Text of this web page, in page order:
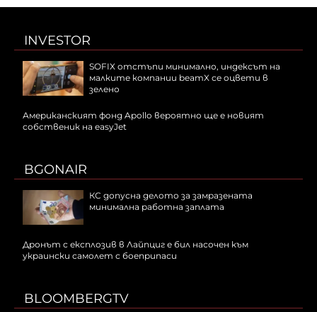
INVESTOR
SOFIX отстъпи минимално, индексът на
малките компании beamX се оцвети в
зелено
Американският фонд Apollo вероятно ще е новият
собственик на easyJet
BGONAIR
КС допусна делото за замразената
минимална работна заплата
Дронът с експлозив в Лайпциг е бил насочен към
украински самолет с боеприпаси
BLOOMBERGTV